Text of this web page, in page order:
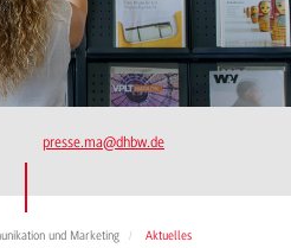
presse.ma@dhbw.de
und Marketing Aktuelles